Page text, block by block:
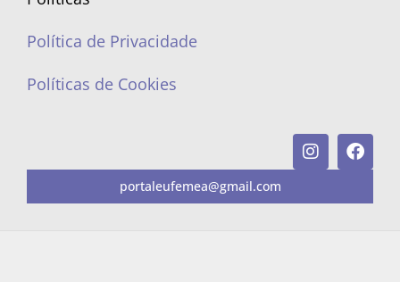
Política de Privacidade
Políticas de Cookies
portaleufemea@gmail.com